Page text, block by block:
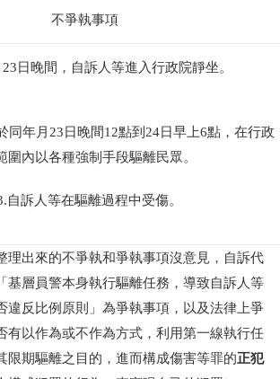
不爭執事項
日晚間，自訴人等進入行政院靜坐。
同年月23日晚間12點到24日早上6點，在行政
圍內以各種強制手段驅離民眾。
自訴人等在驅離過程中受傷。
理出來的不爭執和爭執事項沒意見，自訴代
基層員警本身執行驅離任務，導致自訴人等
違反比例原則」為爭執事項，以及法律上爭
有以作為或不作為方式，利用第一線執行任
限期驅離之目的，進而構成傷害等罪的正犯